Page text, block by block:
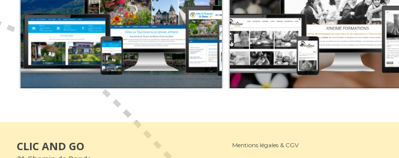
CLIC AND GO Mentions légales & CGV